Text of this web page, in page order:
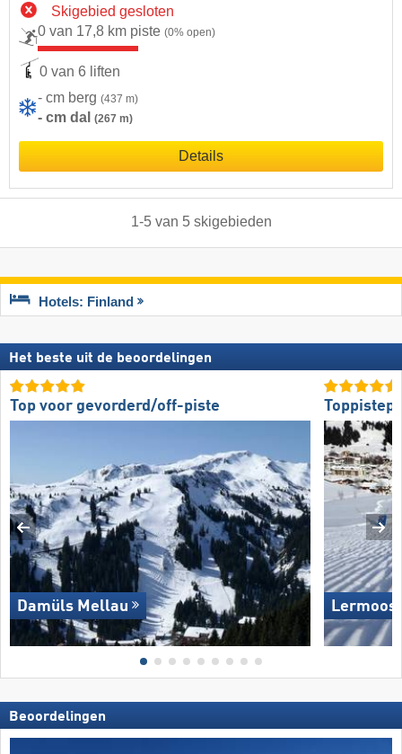
Skigebied gesloten
0 van 17,8 km piste (0% open)
0 van 6 liften
- cm berg (437 m)
- cm dal (267 m)
Details
1-5van 5 skigebieden
Hotels: Finland
Het beste uit de beoordelingen
Top voor gevorderd/off-piste
Damüls Mellau Lermoos
Beoordelingen